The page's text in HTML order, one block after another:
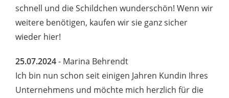
schnell und die Schildchen wunderschön! Wenn wir
weitere benötigen, kaufen wir sie ganz sicher
wieder hier!
25.07.2024- Marina Behrendt
Ich bin nun schon seit einigen Jahren Kundin Ihres
Unternehmens und möchte mich herzlich für die